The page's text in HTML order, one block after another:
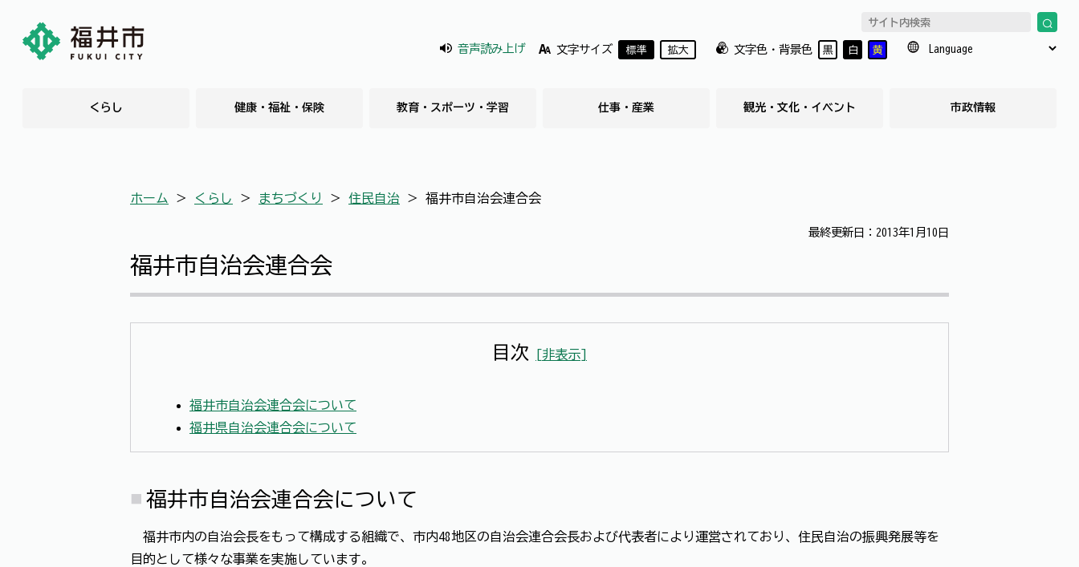
音声読み上げ 文字サイズ 標準 拡大 文字色・背景色 黒 白 黄
くらし 健康・福祉・保険 教育・スポーツ・学習 仕事・産業 観光・文化・イベント 市政情報
ホーム ＞ くらし ＞ まちづくり ＞ 住民自治 ＞ 福井市自治会連合会
最終更新日：2013年1月10日
福井市自治会連合会
目次 [非表示]
福井市自治会連合会について
福井県自治会連合会について
福井市自治会連合会について
福井市内の自治会長をもって構成する組織で、市内48地区の自治会連合会長および代表者により運営されており、住民自治の振興発展等を
目的として様々な事業を実施しています。